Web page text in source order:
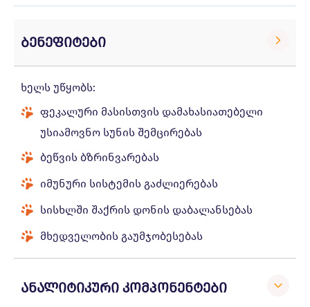
ბენეფიტები
ხელს უწყობს:
ფეკალური მასისთვის დამახასიათებელი
უსიამოვნო სუნის შემცირებას
ბეწვის ბზრინვარებას
იმუნური სისტემის გაძლიერებას
სისხლში შაქრის დონის დაბალანსებას
მხედველობის გაუმჯობესებას
ანალიტიკური კომპონენტები